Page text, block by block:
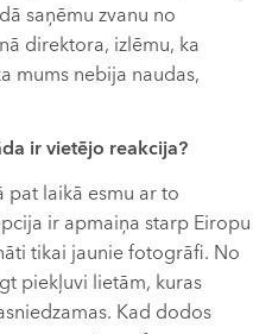
saņēmu zvanu no
direktora, izlēmu, ka
mums nebija naudas,
ir vietējo reakcija?
pat laikā esmu ar to
ir apmaiņa starp Eiropu
tikai jaunie fotogrāfi. No
piekļuvi lietām, kuras
Kad dodos